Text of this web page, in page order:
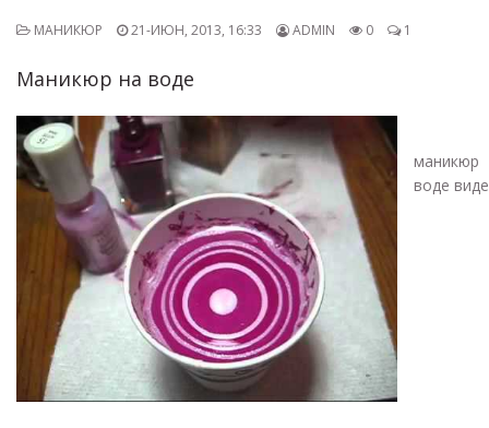
МАНИКЮР 21-ИЮН, 2013, 16:33 ADMIN 0 1
Маникюр на воде
воде